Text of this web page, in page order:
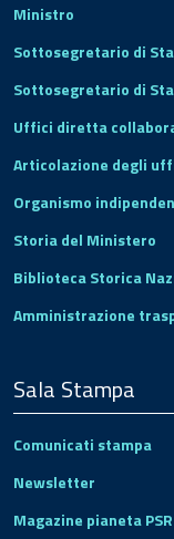
Ministro
Sottosegretario di
Sottosegretario di
Uffici diretta
Articolazione degli
Organismo
Storia del Ministero
Biblioteca Storica
Amministrazione
Sala Stampa
Comunicati stampa
Newsletter
Magazine pianeta PSR